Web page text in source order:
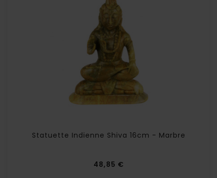
Statuette Indienne Shiva 16cm - Marbre
48,85 €